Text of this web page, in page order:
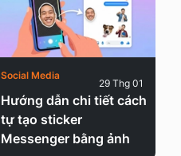
Hướng dẫn chi tiết cách
tự tạo sticker
Messenger bằng ảnh
Social Media
29 Thg 01